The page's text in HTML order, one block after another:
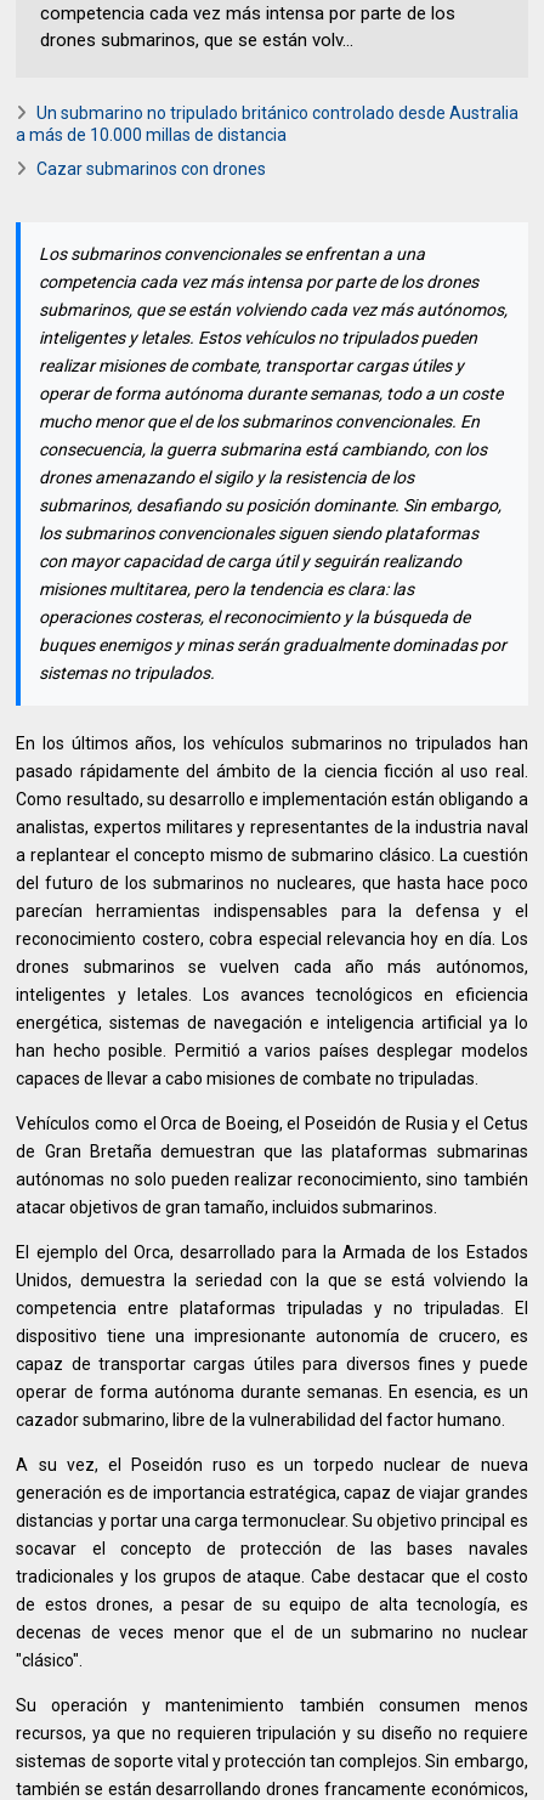
competencia cada vez más intensa por parte de los
drones submarinos, que se están volv...
Un submarino no tripulado británico controlado desde Australia
a más de 10.000 millas de distancia
Cazar submarinos con drones
Los submarinos convencionales se enfrentan a una
competencia cada vez más intensa por parte de los drones
submarinos, que se están volviendo cada vez más autónomos,
inteligentes y letales. Estos vehículos no tripulados pueden
realizar misiones de combate, transportar cargas útiles y
operar de forma autónoma durante semanas, todo a un coste
mucho menor que el de los submarinos convencionales. En
consecuencia, la guerra submarina está cambiando, con los
drones amenazando el sigilo y la resistencia de los
submarinos, desafiando su posición dominante. Sin embargo,
los submarinos convencionales siguen siendo plataformas
con mayor capacidad de carga útil y seguirán realizando
misiones multitarea, pero la tendencia es clara: las
operaciones costeras, el reconocimiento y la búsqueda de
buques enemigos y minas serán gradualmente dominadas por
sistemas no tripulados.
En los últimos años, los vehículos submarinos no tripulados han
pasado rápidamente del ámbito de la ciencia ficción al uso real.
Como resultado, su desarrollo e implementación están obligando a
analistas, expertos militares y representantes de la industria naval
a replantear el concepto mismo de submarino clásico. La cuestión
del futuro de los submarinos no nucleares, que hasta hace poco
parecían herramientas indispensables para la defensa y el
reconocimiento costero, cobra especial relevancia hoy en día. Los
drones submarinos se vuelven cada año más autónomos,
inteligentes y letales. Los avances tecnológicos en eficiencia
energética, sistemas de navegación e inteligencia artificial ya lo
han hecho posible. Permitió a varios países desplegar modelos
capaces de llevar a cabo misiones de combate no tripuladas.
Vehículos como el Orca de Boeing, el Poseidón de Rusia y el Cetus
de Gran Bretaña demuestran que las plataformas submarinas
autónomas no solo pueden realizar reconocimiento, sino también
atacar objetivos de gran tamaño, incluidos submarinos.
El ejemplo del Orca, desarrollado para la Armada de los Estados
Unidos, demuestra la seriedad con la que se está volviendo la
competencia entre plataformas tripuladas y no tripuladas. El
dispositivo tiene una impresionante autonomía de crucero, es
capaz de transportar cargas útiles para diversos fines y puede
operar de forma autónoma durante semanas. En esencia, es un
cazador submarino, libre de la vulnerabilidad del factor humano.
A su vez, el Poseidón ruso es un torpedo nuclear de nueva
generación es de importancia estratégica, capaz de viajar grandes
distancias y portar una carga termonuclear. Su objetivo principal es
socavar el concepto de protección de las bases navales
tradicionales y los grupos de ataque. Cabe destacar que el costo
de estos drones, a pesar de su equipo de alta tecnología, es
decenas de veces menor que el de un submarino no nuclear
"clásico".
Su operación y mantenimiento también consumen menos
recursos, ya que no requieren tripulación y su diseño no requiere
sistemas de soporte vital y protección tan complejos. Sin embargo,
también se están desarrollando drones francamente económicos,